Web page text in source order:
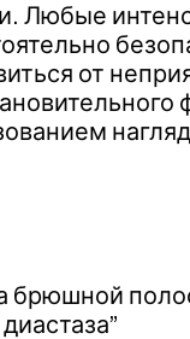
Любые
от
брюшной